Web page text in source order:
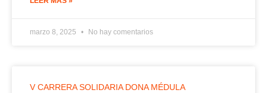
marzo 8, 2025 No hay comentarios
V CARRERA SOLIDARIA DONA MÉDULA